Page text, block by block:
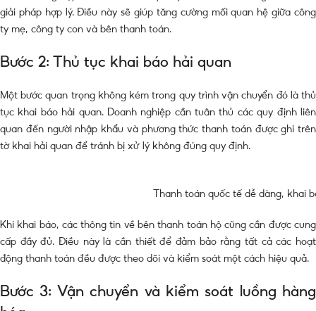
giải pháp hợp lý. Điều này sẽ giúp tăng cường mối quan hệ giữa công
ty mẹ, công ty con và bên thanh toán.
Bước 2: Thủ tục khai báo hải quan
Một bước quan trọng không kém trong quy trình vận chuyển đó là thủ
tục khai báo hải quan. Doanh nghiệp cần tuân thủ các quy định liên
quan đến người nhập khẩu và phương thức thanh toán được ghi trên
tờ khai hải quan để tránh bị xử lý không đúng quy định.
Thanh toán quốc tế dễ dàng, khai
Khi khai báo, các thông tin về bên thanh toán hộ cũng cần được cung
cấp đầy đủ. Điều này là cần thiết để đảm bảo rằng tất cả các hoạt
động thanh toán đều được theo dõi và kiểm soát một cách hiệu quả.
Bước 3: Vận chuyển và kiểm soát luồng hàng